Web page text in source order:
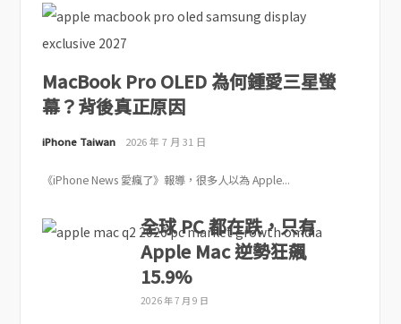
MacBook Pro OLED 為何鍾愛三星螢
幕？背後真正原因
iPhone Taiwan 2026 年 7 月 31 日
《iPhone News 愛瘋了》報導，很多人以為 Apple...
全球 PC 都在跌，只有
Apple Mac 逆勢狂飆
15.9%
2026 年 7 月 9 日